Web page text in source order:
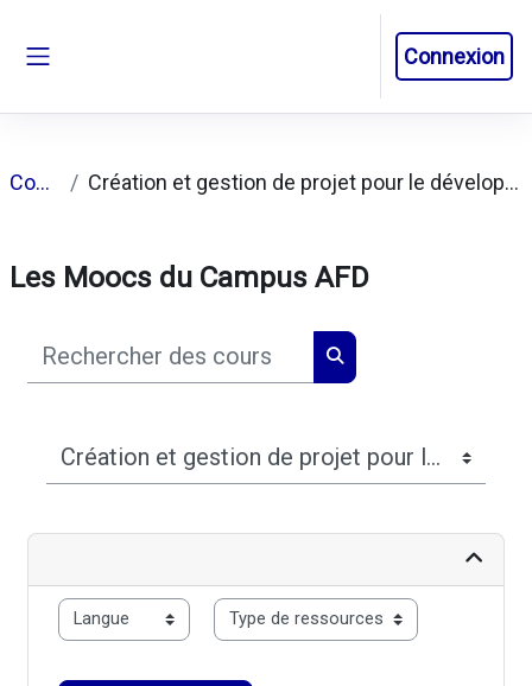
Connexion
Cours Création et gestion de projet pour le développement
Les Moocs du Campus AFD
Rechercher des cours
Rechercher des cours
Catégories de cours
langue typo